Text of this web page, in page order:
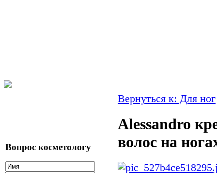
Вопрос косметологу
Вернуться к: Для ног
Alessandro
волос на